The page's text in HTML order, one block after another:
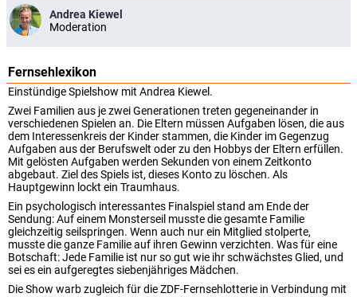
Andrea Kiewel
Moderation
Fernsehlexikon
Einstündige Spielshow mit Andrea Kiewel.
Zwei Familien aus je zwei Generationen treten gegeneinander in
verschiedenen Spielen an. Die Eltern müssen Aufgaben lösen, die aus
dem Interessenkreis der Kinder stammen, die Kinder im Gegenzug
Aufgaben aus der Berufswelt oder zu den Hobbys der Eltern erfüllen.
Mit gelösten Aufgaben werden Sekunden von einem Zeitkonto
abgebaut. Ziel des Spiels ist, dieses Konto zu löschen. Als
Hauptgewinn lockt ein Traumhaus.
Ein psychologisch interessantes Finalspiel stand am Ende der
Sendung: Auf einem Monsterseil musste die gesamte Familie
gleichzeitig seilspringen. Wenn auch nur ein Mitglied stolperte,
musste die ganze Familie auf ihren Gewinn verzichten. Was für eine
Botschaft: Jede Familie ist nur so gut wie ihr schwächstes Glied, und
sei es ein aufgeregtes siebenjähriges Mädchen.
Die Show warb zugleich für die ZDF-Fernsehlotterie in Verbindung mit